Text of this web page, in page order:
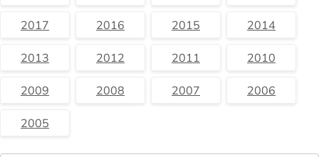
2017 2016 2015 2014
2013 2012 2011 2010
2009 2008 2007 2006
2005